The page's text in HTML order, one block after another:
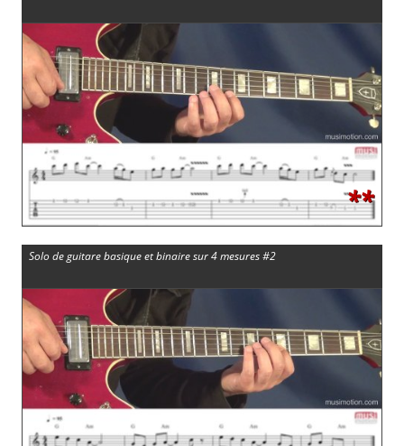
**
Solo de guitare basique et binaire sur 4 mesures #2